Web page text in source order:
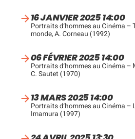
16 JANVIER 2025 14:00
Portraits d’hommes au Cinéma –
monde, A. Corneau (1992)
06 FÉVRIER 2025 14:00
Portraits d’hommes au Cinéma –
C. Sautet (1970)
13 MARS 2025 14:00
Portraits d’hommes au Cinéma –
Imamura (1997)